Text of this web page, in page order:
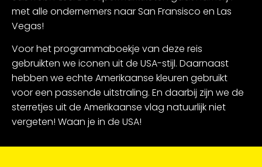
met alle ondernemers naar San Fransisco en Las
Vegas!
Voor het programmaboekje van deze reis
gebruikten we iconen uit de USA-stijl. Daarnaast
hebben we echte Amerikaanse kleuren gebruikt
voor een passende uitstraling. En daarbij zijn we de
sterretjes uit de Amerikaanse vlag natuurlijk niet
vergeten! Waan je in de USA!